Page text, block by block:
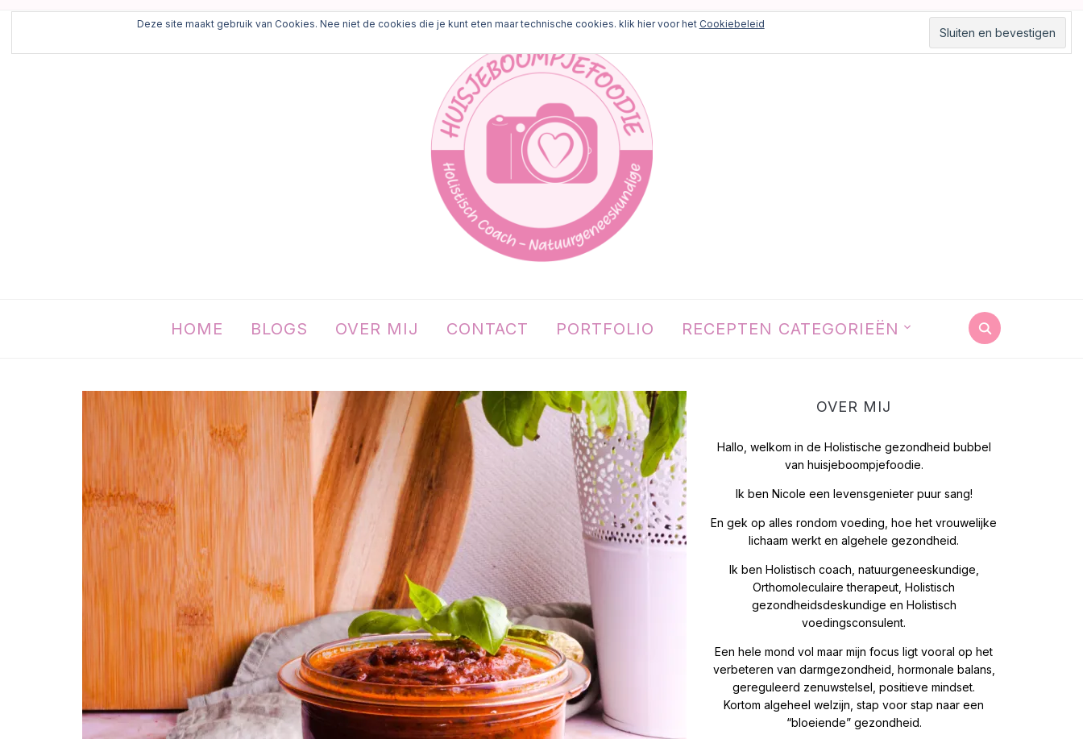
HOME BLOGS OVER MIJ CONTACT PORTFOLIO RECEPTEN CATEGORIEËN
OVER MIJ
Hallo, welkom in de Holistische gezondheid bubbel
van huisjeboompjefoodie.
Ik ben Nicole een levensgenieter puur sang!
En gek op alles rondom voeding, hoe het vrouwelijke
lichaam werkt en algehele gezondheid.
Ik ben Holistisch coach, natuurgeneeskundige,
Orthomoleculaire therapeut, Holistisch
gezondheidsdeskundige en Holistisch
voedingsconsulent.
Een hele mond vol maar mijn focus ligt vooral op het
verbeteren van darmgezondheid, hormonale balans,
gereguleerd zenuwstelsel, positieve mindset.
Kortom algeheel welzijn, stap voor stap naar een
“bloeiende” gezondheid.
Deze site maakt gebruik van Cookies. Nee niet de cookies die je kunt eten maar technische cookies. klik hier voor het Cookiebeleid